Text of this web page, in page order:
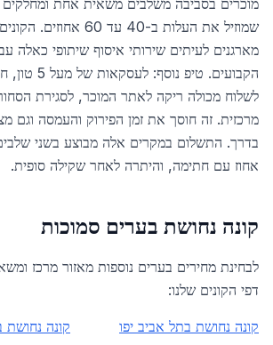
מוכרים בסביבה משלבים משאית אחת
שמוזיל את העלות ב-40 עד 60
מארגנים לעיתים שירותי איסוף שיתופי כאלה
הקבועים. טיפ
לשלוח מכולה ריקה לאתר המוכר, לסגירת
מרכזית. זה חוסך את זמן הפירוק והעמסה וגם
אחוז עם חתימה, והיתרה לאחר שקילה סופית.
קונה נחושת בערים סמוכות
לבחינת מחירים בערים נוספות מאזור מרכז
דפי הקונים שלנו:
קונה נחושת בתל אביב יפו קונה נחושת